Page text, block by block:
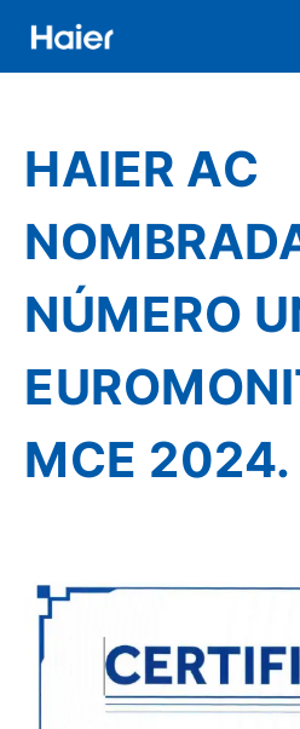
contenido
HAIER AC
NÚMERO
MCE 2024.